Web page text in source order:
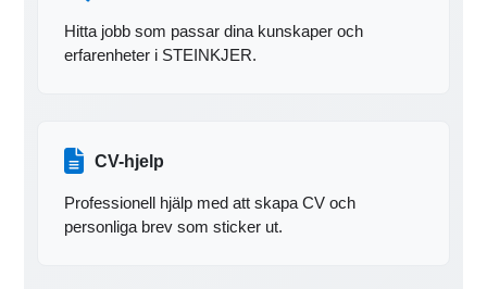
Hitta jobb som passar dina kunskaper och
erfarenheter i STEINKJER.
CV-hjelp
Professionell hjälp med att skapa CV och
personliga brev som sticker ut.